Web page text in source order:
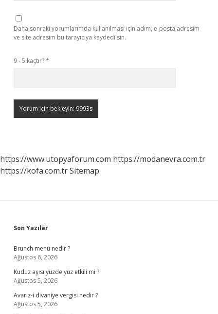
Daha sonraki yorumlarımda kullanılması için adım, e-posta adresim
ve site adresim bu tarayıcıya kaydedilsin.
9 - 5 kaçtır?*
https://www.utopyaforum.com https://modanevra.com.tr
https://kofa.com.trSitemap
Sidebar
Son Yazılar
Brunch menü nedir ?
Ağustos 6, 2026
Kuduz aşısı yüzde yüz etkili mi ?
Ağustos 5, 2026
Avarız-i divaniye vergisi nedir ?
Ağustos 5, 2026